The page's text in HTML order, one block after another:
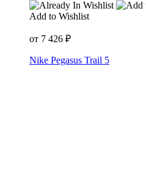
Add to Wishlist
от 7 426 ₽
Nike Pegasus Trail 5